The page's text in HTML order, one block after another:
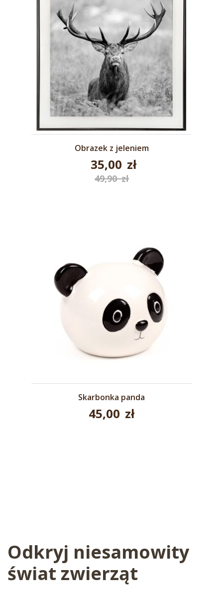
Obrazek z jeleniem
Pierwotna
cena
35,00 zł
Aktualna
49,90zł
Skarbonka panda
45,00 zł
Odkryj niesamowity
świat zwierząt